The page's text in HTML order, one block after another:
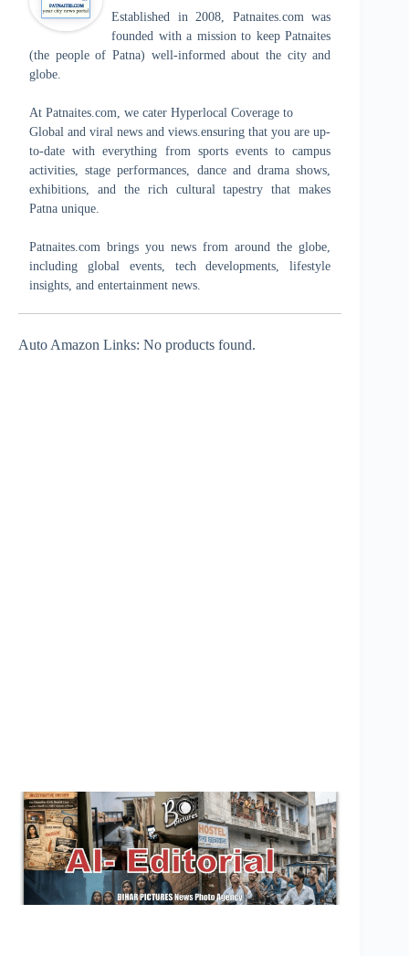
Established in 2008, Patnaites.com was
founded with a mission to keep Patnaites
(the people of Patna) well-informed about the city and
globe.
At Patnaites.com, we cater Hyperlocal Coverage to
Global and viral news and views.ensuring that you are up-
to-date with everything from sports events to campus
activities, stage performances, dance and drama shows,
exhibitions, and the rich cultural tapestry that makes
Patna unique.
Patnaites.com brings you news from around the globe,
including global events, tech developments, lifestyle
insights, and entertainment news.
Auto Amazon Links: No products found.